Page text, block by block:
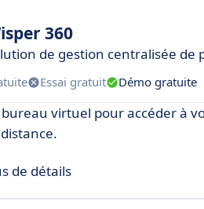
360
de gestion centralisée de
Essai gratuit Démo gratuite
virtuel pour accéder à
de détails